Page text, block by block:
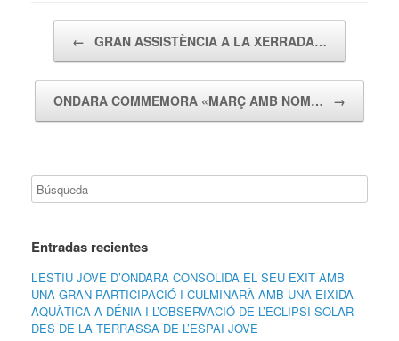
← GRAN ASSISTÈNCIA A LA XERRADA…
ONDARA COMMEMORA «MARÇ AMB NOM… →
Entradas recientes
L’ESTIU JOVE D’ONDARA CONSOLIDA EL SEU ÈXIT AMB
UNA GRAN PARTICIPACIÓ I CULMINARÀ AMB UNA EIXIDA
AQUÀTICA A DÉNIA I L’OBSERVACIÓ DE L’ECLIPSI SOLAR
DES DE LA TERRASSA DE L’ESPAI JOVE